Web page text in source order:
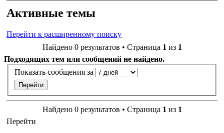
Активные темы
Перейти к расширенному поиску
Найдено 0 результатов • Страница 1 из 1
Подходящих тем или сообщений не найдено.
Показать сообщения за
Найдено 0 результатов • Страница 1 из 1
Перейти